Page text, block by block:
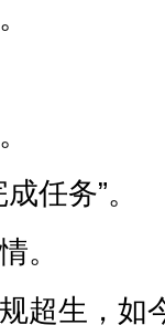
任务”。
。
生，如